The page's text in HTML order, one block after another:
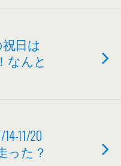
日は
なんと
11/20
った？